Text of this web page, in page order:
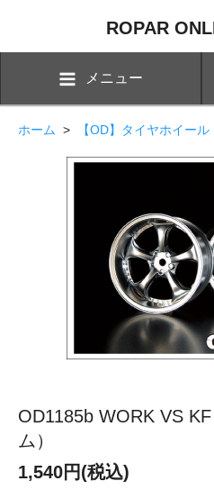
ROPAR
メニュー
ホーム > 【OD】タイヤホイール
OD1185b WORK VS
ム）
1,540円(税込)